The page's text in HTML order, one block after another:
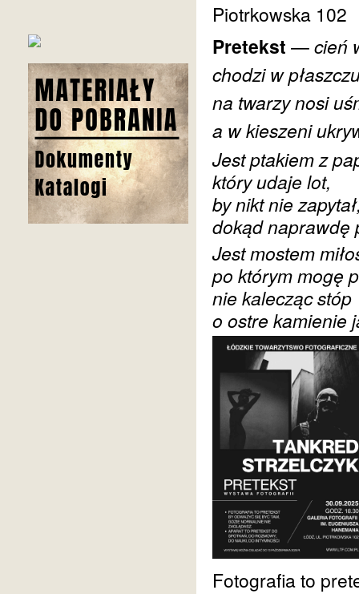
Piotrkowska 102
Pretekst —cień
chodzi w
na twarzy nosi
a w kieszeni
Jest ptakiem z
który udaje lot,
by nikt nie
dokąd naprawdę
Jest mostem
po którym mogę
nie kalecząc stóp
o ostre kamienie
Fotografia to